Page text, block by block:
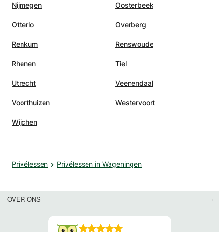
Nijmegen Oosterbeek
Otterlo Overberg
Renkum Renswoude
Rhenen Tiel
Utrecht Veenendaal
Voorthuizen Westervoort
Wijchen
Privélessen Privélessen in Wageningen
OVER ONS